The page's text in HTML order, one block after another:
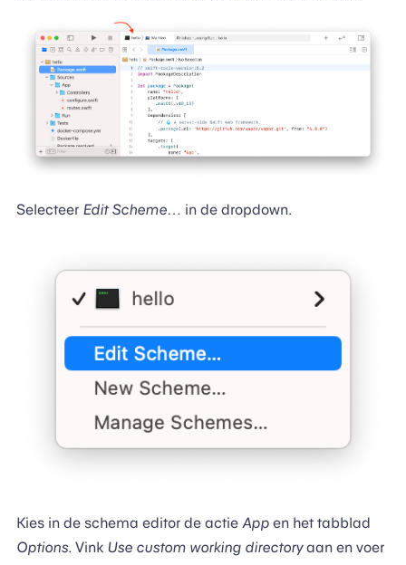
Selecteer Edit Scheme… in de dropdown.
Kies in de schema editor de actie Appen het tabblad
Options. Vink Use custom working directoryaan en voer